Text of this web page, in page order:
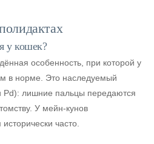
у кошек?
особенность, при которой у
в норме. Это наследуемый
Pd): лишние пальцы передаются
У мейн-кунов
часто.